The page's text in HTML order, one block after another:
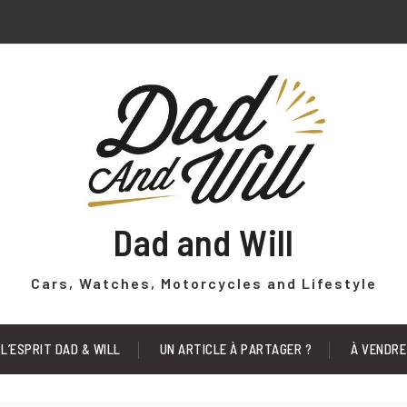
Dad and Will
Cars, Watches, Motorcycles and Lifestyle
L’ESPRIT DAD & WILL UN ARTICLE À PARTAGER ? À VENDRE